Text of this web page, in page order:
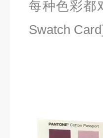
每种色彩都
Swatch